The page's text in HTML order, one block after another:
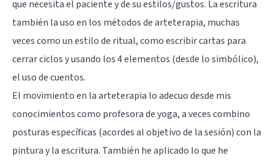
que necesita el paciente y de su estilos/gustos. La escritura
también la uso en los métodos de arteterapia, muchas
veces como un estilo de ritual, como escribir cartas para
cerrar ciclos y usando los 4 elementos (desde lo simbólico),
el uso de cuentos.
El movimiento en la arteterapia lo adecuo desde mis
conocimientos como profesora de yoga, a veces combino
posturas específicas (acordes al objetivo de la sesión) con la
pintura y la escritura. También he aplicado lo que he